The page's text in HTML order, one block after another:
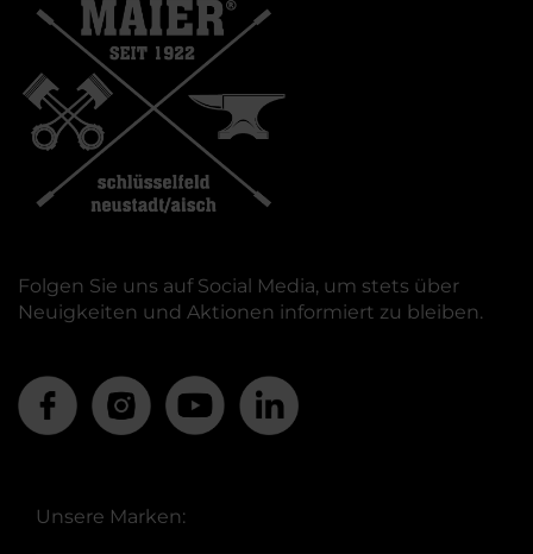
Folgen Sie uns auf Social Media, um stets über
Neuigkeiten und Aktionen informiert zu bleiben.
Unsere Marken: